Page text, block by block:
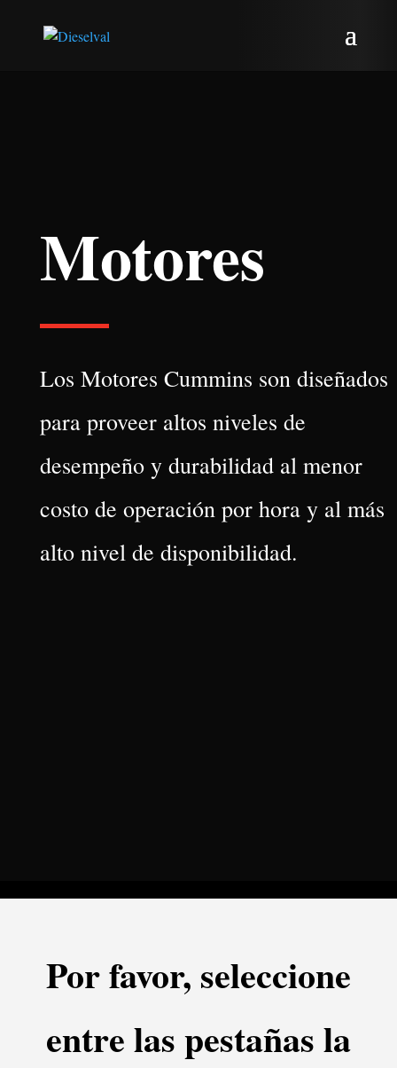
Motores
Los Motores Cummins son diseñados
para proveer altos niveles de
desempeño y durabilidad al menor
costo de operación por hora y al más
alto nivel de disponibilidad.
Por favor, seleccione
entre las pestañas la